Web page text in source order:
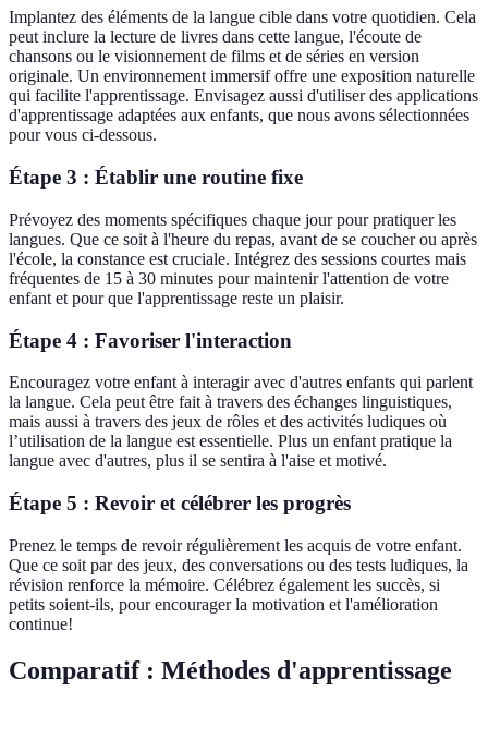
Implantez des éléments de la langue cible dans votre quotidien. Cela
peut inclure la lecture de livres dans cette langue, l'écoute de
chansons ou le visionnement de films et de séries en version
originale. Un environnement immersif offre une exposition naturelle
qui facilite l'apprentissage. Envisagez aussi d'utiliser des applications
d'apprentissage adaptées aux enfants, que nous avons sélectionnées
pour vous ci-dessous.
Étape 3 : Établir une routine fixe
Prévoyez des moments spécifiques chaque jour pour pratiquer les
langues. Que ce soit à l'heure du repas, avant de se coucher ou après
l'école, la constance est cruciale. Intégrez des sessions courtes mais
fréquentes de 15 à 30 minutes pour maintenir l'attention de votre
enfant et pour que l'apprentissage reste un plaisir.
Étape 4 : Favoriser l'interaction
Encouragez votre enfant à interagir avec d'autres enfants qui parlent
la langue. Cela peut être fait à travers des échanges linguistiques,
mais aussi à travers des jeux de rôles et des activités ludiques où
l’utilisation de la langue est essentielle. Plus un enfant pratique la
langue avec d'autres, plus il se sentira à l'aise et motivé.
Étape 5 : Revoir et célébrer les progrès
Prenez le temps de revoir régulièrement les acquis de votre enfant.
Que ce soit par des jeux, des conversations ou des tests ludiques, la
révision renforce la mémoire. Célébrez également les succès, si
petits soient-ils, pour encourager la motivation et l'amélioration
continue!
Comparatif : Méthodes d'apprentissage